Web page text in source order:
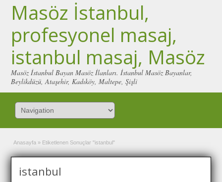
Masöz İstanbul,
profesyonel masaj,
istanbul masaj, Masöz
Masöz İstanbul Bayan Masöz İlanları. İstanbul Masöz Bayanlar,
Beylikdüzü, Ataşehir, Kadıköy, Maltepe, Şişli
Anasayfa » Etiketlenen Sonuçlar "istanbul"
istanbul